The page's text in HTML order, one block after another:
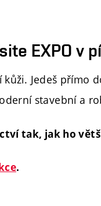
EXPO v
Jedeš přímo
stavební a
tak, jak ho
.